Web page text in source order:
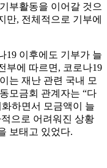
부활동을 이어갈 것으
만, 전체적으로 기부에
19 이후에도 기부가 늘
부에 따르면, 코로나19
는 재난 관련 국내 모
모금회 관계자는 “다
하면서 모금액이 늘
으로 어려워진 상황
보태고 있었다.